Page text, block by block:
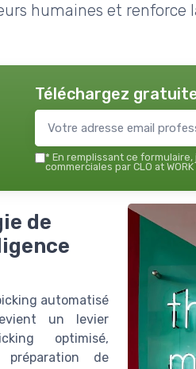
humaines et renforce
Téléchargez
* En remplissant ce formulaire,
commerciales par CLO at
de
automatisé
un levier
optimisé,
préparation de